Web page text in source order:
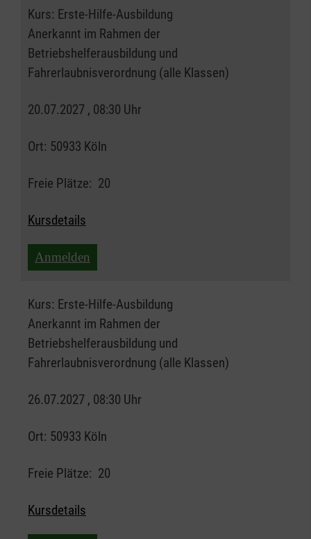
Kurs: Erste-Hilfe-Ausbildung
Anerkannt im Rahmen der
Betriebshelferausbildung und
Fahrerlaubnisverordnung (alle Klassen)
20.07.2027 , 08:30 Uhr
Ort: 50933 Köln
Freie Plätze: 20
Kursdetails
Anmelden
Kurs: Erste-Hilfe-Ausbildung
Anerkannt im Rahmen der
Betriebshelferausbildung und
Fahrerlaubnisverordnung (alle Klassen)
26.07.2027 , 08:30 Uhr
Ort: 50933 Köln
Freie Plätze: 20
Kursdetails